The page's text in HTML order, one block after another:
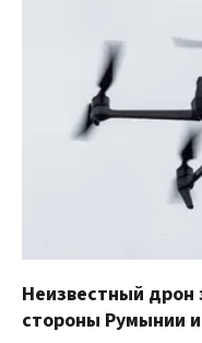
Неизвестный дрон
стороны Румынии